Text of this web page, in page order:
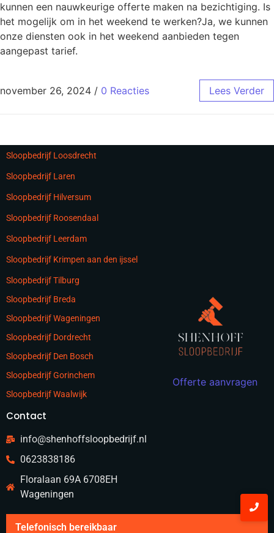
kunnen een nauwkeurige offerte maken na bezichtiging. Is
het mogelijk om in het weekend te werken?Ja, we kunnen
onze diensten ook in het weekend aanbieden tegen
aangepast tarief.
november 26, 2024 / 0 Reacties Lees Verder
Sloopbedrijf Loosdrecht
Sloopbedrijf Laren
Sloopbedrijf Hilversum
Sloopbedrijf Roosendaal
Sloopbedrijf Leerdam
Sloopbedrijf Krimpen aan den ijssel
Sloopbedrijf Tilburg
Sloopbedrijf Breda
Sloopbedrijf Wageningen
Sloopbedrijf Dordrecht
Sloopbedrijf Den Bosch
Sloopbedrijf Gorinchem
Sloopbedrijf Waalwijk
Offerte aanvragen
Contact
info@shenhoffsloopbedrijf.nl
0623838186
Floralaan 69A 6708EH
Wageningen
Telefonisch bereikbaar